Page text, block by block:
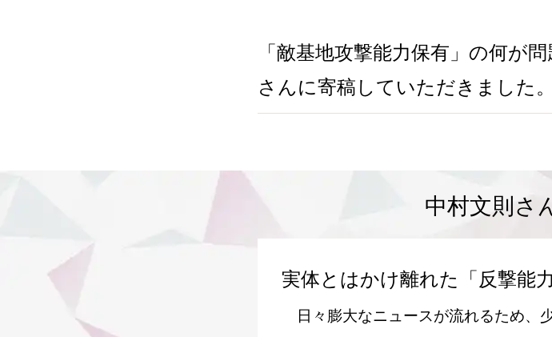
「敵基地攻撃能力保有」の何が
さんに寄稿していただきました。
中村文則さ
実体とはかけ離れた「反撃能力
日々膨大なニュースが流れるため、